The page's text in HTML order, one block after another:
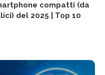
compatti (da
del 2025 | Top 10